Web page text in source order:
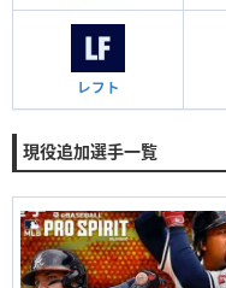
レフト
現役追加選手一覧